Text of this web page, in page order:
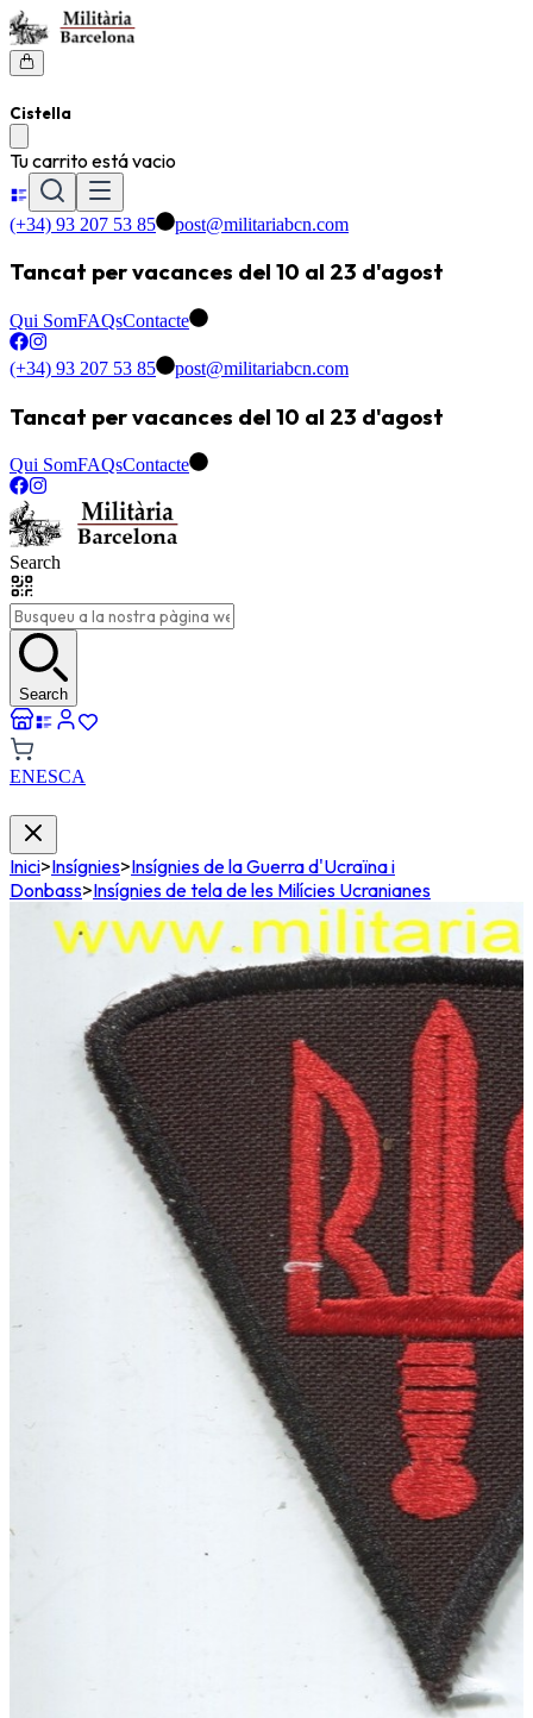
Cistella
Tu carrito está vacio
(+34) 93 207 53 85 post@militariabcn.com
Tancat per vacances del 10 al 23 d'agost
Qui SomFAQsContacte
(+34) 93 207 53 85 post@militariabcn.com
Tancat per vacances del 10 al 23 d'agost
Qui SomFAQsContacte
Search
Search
ENESCA
Inici>Insígnies>Insígnies de la Guerra d'Ucraïna i
Donbass>Insígnies de tela de les Milícies Ucranianes